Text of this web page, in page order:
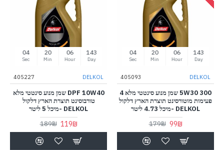
143
Day
06
Hour
20
Min
03
Sec
DELKOL
405093
300 5W30 שמן מנוע סינטטי מלא 4
פעימות מוטורסינט תוצרת הארץ דלקול
DELKOL -מיכל 4.73 ליטר
99₪
179₪
143
Day
06
Hour
20
Min
03
Sec
DELKOL
405227
DPF 10W40 שמן מנוע סינטטי מלא
טורבוסינט תוצרת הארץ דלקול
DELKOL -מיכל 5 ליטר
119₪
189₪